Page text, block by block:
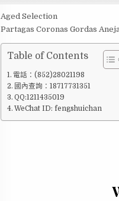
Aged Selection
Partagas Coronas Gordas
Table of Contents
電話：(852)28021198
國內查詢：18717731351
QQ:1211435019
WeChat ID: fengshuichan